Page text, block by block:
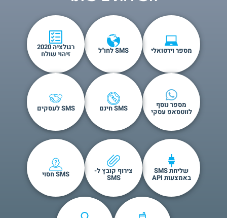
מספר וירטואלי SMS לחו"ל רגולציה 2020
זיהוי שולח
מספר נוסף
לווטסאפ עסקי SMS חינם SMS לעסקים
שליחת SMS
באמצעות API
צירוף קובץ ל-
SMS SMS חסוי